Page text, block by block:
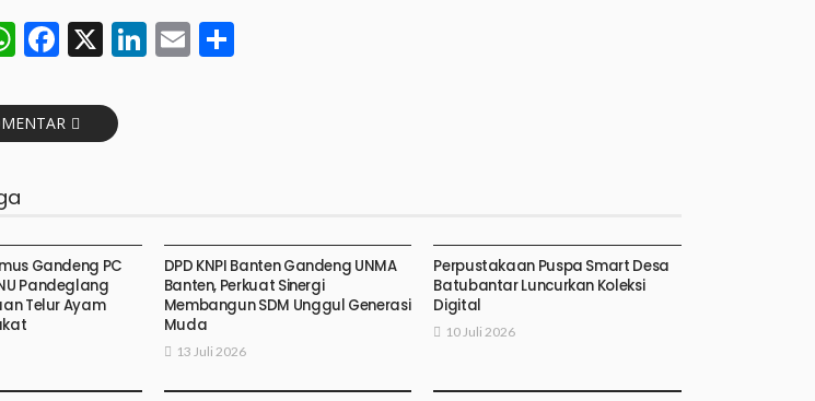
WhatsApp
Facebook
X LinkedIn
Email
Gandeng PC
Pandeglang
Telur Ayam
DPD KNPI Banten Gandeng UNMA
Banten, Perkuat Sinergi
Membangun SDM Unggul Generasi
Muda
13 Juli 2026
Perpustakaan Puspa Smart Desa
Batubantar Luncurkan Koleksi
Digital
10 Juli 2026